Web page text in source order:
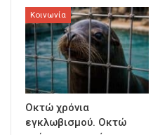
Κοινωνία
Οκτώ χρόνια
εγκλωβισμού. Οκτώ